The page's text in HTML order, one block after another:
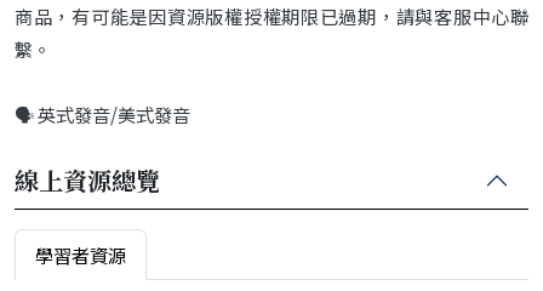
商品，有可能是因資源版權授權期限已過期，請與客服中心聯
繫。
🗣️ 英式發音/美式發音
線上資源總覽
學習者資源